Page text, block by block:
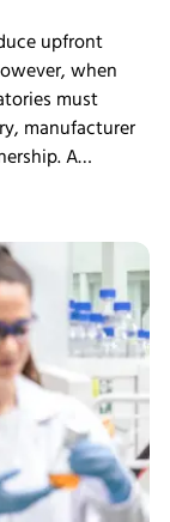
upfront
when
must
manufacturer
A